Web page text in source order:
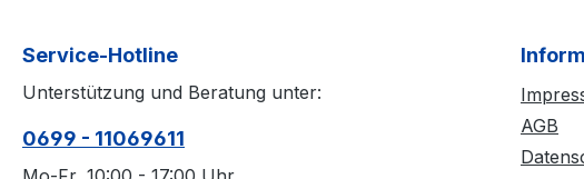
Service-Hotline
Unterstützung und Beratung unter:
0699 - 11069611
AGB